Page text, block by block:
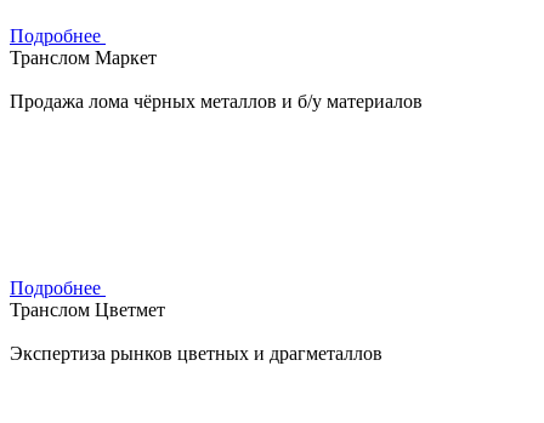
Подробнее
Транслом Маркет
Продажа лома чёрных металлов и б/у материалов
Подробнее
Транслом Цветмет
Экспертиза рынков цветных и драгметаллов